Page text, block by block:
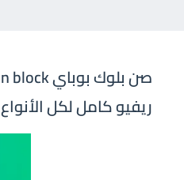
ريفيو كامل لكل الأنواع